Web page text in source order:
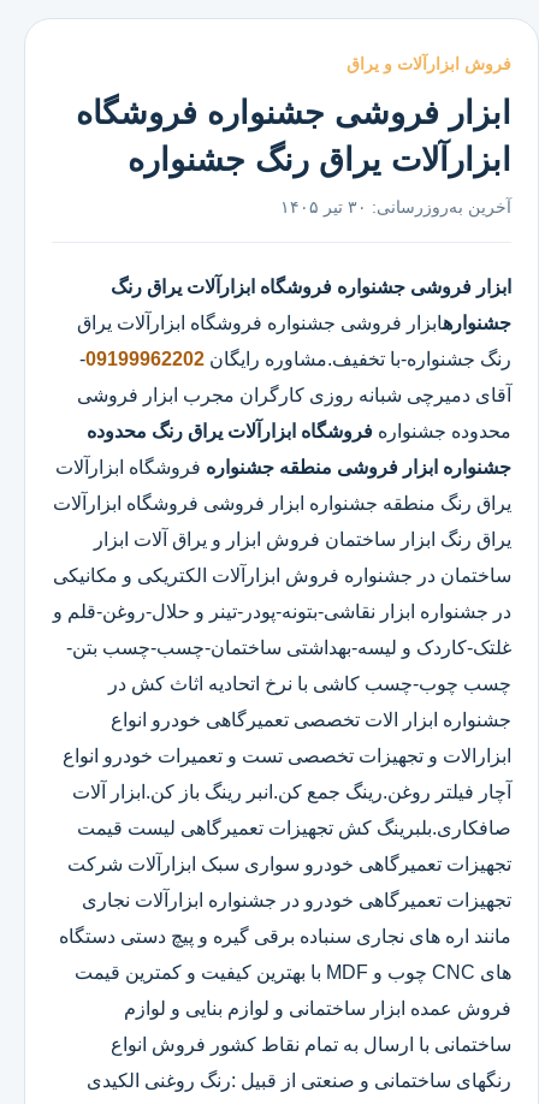
فروش ابزارآلات و یراق
ابزار فروشی جشنواره فروشگاه
ابزارآلات یراق رنگ جشنواره
آخرین به‌روزرسانی: ۳۰ تیر ۱۴۰۵
ابزار فروشی جشنواره فروشگاه ابزارآلات یراق رنگ
جشنوارهابزار فروشی جشنواره فروشگاه ابزارآلات یراق
رنگ جشنواره-با تخفیف.مشاوره رایگان 09199962202
-
آقای دمیرچی شبانه روزی کارگران مجرب ابزار فروشی
محدوده جشنواره فروشگاه ابزارآلات یراق رنگ محدوده
جشنواره ابزار فروشی منطقه جشنواره فروشگاه ابزارآلات
یراق رنگ منطقه جشنواره ابزار فروشی فروشگاه ابزارآلات
یراق رنگ ابزار ساختمان فروش ابزار و یراق آلات ابزار
ساختمان در جشنواره فروش ابزارآلات الکتریکی و مکانیکی
در جشنواره ابزار نقاشی-بتونه-پودر-تینر و حلال-روغن-قلم و
غلتک-کاردک و لیسه-بهداشتی ساختمان-چسب-چسب بتن-
چسب چوب-چسب کاشی با نرخ اتحادیه اثاث کش در
جشنواره ابزار الات تخصصی تعمیرگاهی خودرو انواع
ابزارالات و تجهیزات تخصصی تست و تعمیرات خودرو انواع
آچار فیلتر روغن.رینگ جمع کن.انبر رینگ باز کن.ابزار آلات
صافکاری.بلبرینگ کش تجهیزات تعمیرگاهی لیست قیمت
تجهیزات تعمیرگاهی خودرو سواری سبک ابزارآلات شرکت
تجهیزات تعمیرگاهی خودرو در جشنواره ابزارآلات نجاری
مانند اره های نجاری سنباده برقی گیره و پیچ دستی دستگاه
های CNC چوب و MDF با بهترین کیفیت و کمترین قیمت
فروش عمده ابزار ساختمانی و لوازم بنایی و لوازم
ساختمانی با ارسال به تمام نقاط کشور فروش انواع
رنگهای ساختمانی و صنعتی از قبیل :رنگ روغنی الکیدی